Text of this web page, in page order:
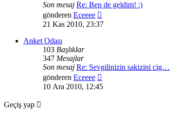
Son mesaj Re: Ben de geldim! :)
gönderen Eceeee
mesajı
21 Kas 2010, 23:37
Anket Odası
103 Başlıklar
347 Mesajlar
Son mesaj Re: Sevgilinizin sakizini cig…
gönderen Eceeee
mesajı
10 Ara 2010, 12:45
Geçiş yap